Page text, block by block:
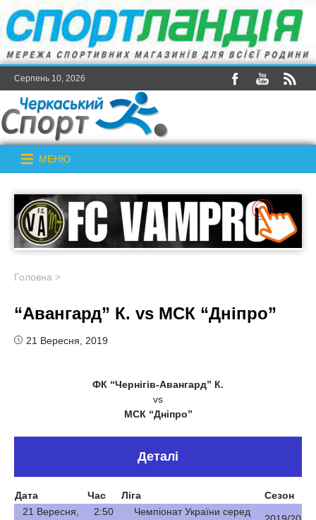
Серпень 10, 2026
МЕНЮ
Головна >
“Авангард” К. vs МСК “Дніпро”
21 Вересня, 2019
ФК “Чернігів-Авангард” К.
vs
МСК “Дніпро”
Деталі
Дата Час Ліга
Сезон
21 Вересня,
2:50
Чемпіонат України серед